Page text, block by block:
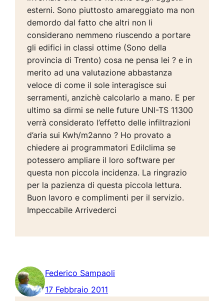
esterni. Sono piuttosto amareggiato ma non
demordo dal fatto che altri non li
considerano nemmeno riuscendo a portare
gli edifici in classi ottime (Sono della
provincia di Trento) cosa ne pensa lei ? e in
merito ad una valutazione abbastanza
veloce di come il sole interagisce sui
serramenti, anzichè calcolarlo a mano. E per
ultimo sa dirmi se nelle future UNI-TS 11300
verrà considerato l’effetto delle infiltrazioni
d’aria sui Kwh/m2anno ? Ho provato a
chiedere ai programmatori Edilclima se
potessero ampliare il loro software per
questa non piccola incidenza. La ringrazio
per la pazienza di questa piccola lettura.
Buon lavoro e complimenti per il servizio.
Impeccabile Arrivederci
Federico Sampaoli
17 Febbraio 2011